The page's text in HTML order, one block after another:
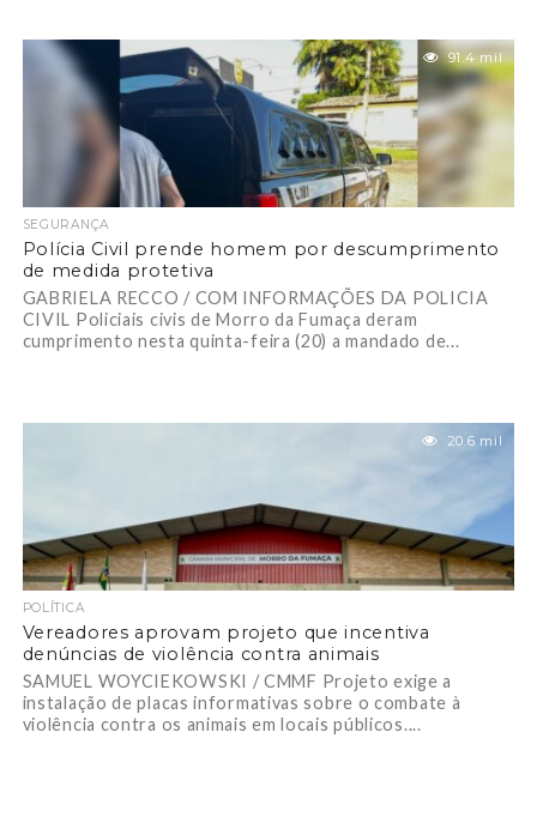
91.4 mil
SEGURANÇA
Polícia Civil prende homem por descumprimento
de medida protetiva
GABRIELA RECCO / COM INFORMAÇÕES DA POLICIA
CIVIL Policiais civis de Morro da Fumaça deram
cumprimento nesta quinta-feira (20) a mandado de...
20.6 mil
POLÍTICA
Vereadores aprovam projeto que incentiva
denúncias de violência contra animais
SAMUEL WOYCIEKOWSKI / CMMF Projeto exige a
instalação de placas informativas sobre o combate à
violência contra os animais em locais públicos....